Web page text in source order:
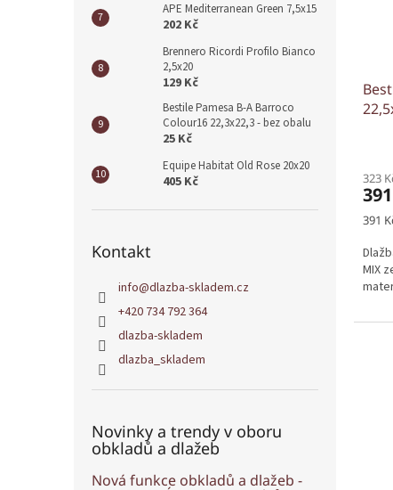
APE Mediterranean Green 7,5x15
202 Kč
Brennero Ricordi Profilo Bianco
2,5x20
129 Kč
Bestile Pamesa B-A Barroco
Colour16 22,3x22,3 - bez obalu
25 Kč
Equipe Habitat Old Rose 20x20
405 Kč
Kontakt
info@dlazba-skladem.cz
+420 734 792 364
dlazba-skladem
dlazba_skladem
Novinky a trendy v oboru
obkladů a dlažeb
Nová funkce obkladů a dlažeb -
323
391
MIX